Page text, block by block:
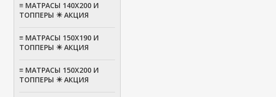
≡ МАТРАСЫ 140Х200 И
ТОППЕРЫ ✴️ АКЦИЯ
≡ МАТРАСЫ 150Х190 И
ТОППЕРЫ ✴️ АКЦИЯ
≡ МАТРАСЫ 150Х200 И
ТОППЕРЫ ✴️ АКЦИЯ